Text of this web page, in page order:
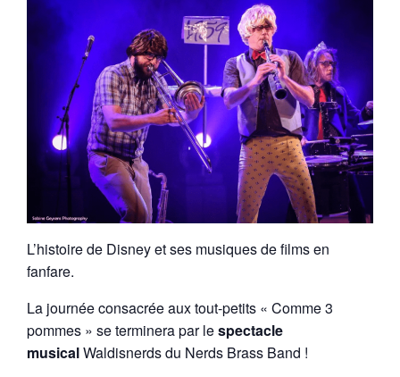
L’histoire de Disney et ses musiques de films en
fanfare.
La journée consacrée aux tout-petits « Comme 3
pommes » se terminera par lespectacle
musicalWaldisnerds du Nerds Brass Band !